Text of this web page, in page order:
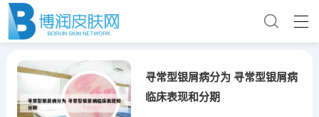
寻常型银屑病分为 寻常型银屑病
临床表现和分期